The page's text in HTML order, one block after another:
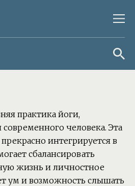
практика йоги,
современного человека. Эта
интегрируется в
сбалансировать
жизнь и личностное
ум и возможность слышать